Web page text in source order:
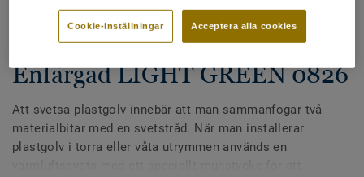
Svetstråd - Homogena &
heterogena plastgolv -
Enfärgad LIGHT GREEN 0826
Att svetsa plastgolv innebär att man sammanfogar två
materialbitar med en svetstråd. När man installerar
plastgolv i torra eller våta utrymmen används en
Acceptera alla cookies
Cookie-inställningar